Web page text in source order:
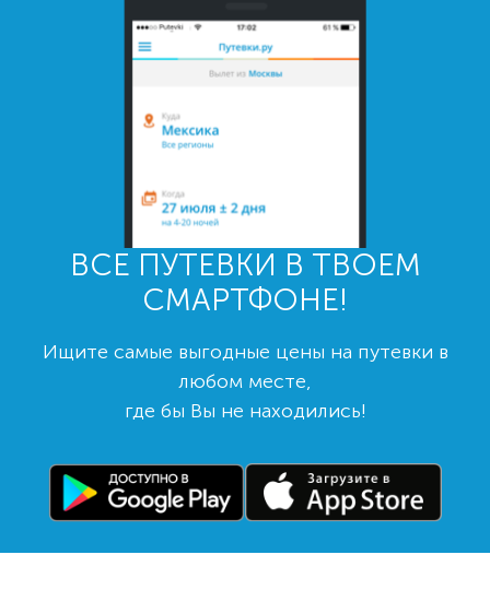
ВСЕ ПУТЕВКИ В ТВОЕМ
СМАРТФОНЕ!
Ищите самые выгодные цены на путевки в
любом месте,
где бы Вы не находились!